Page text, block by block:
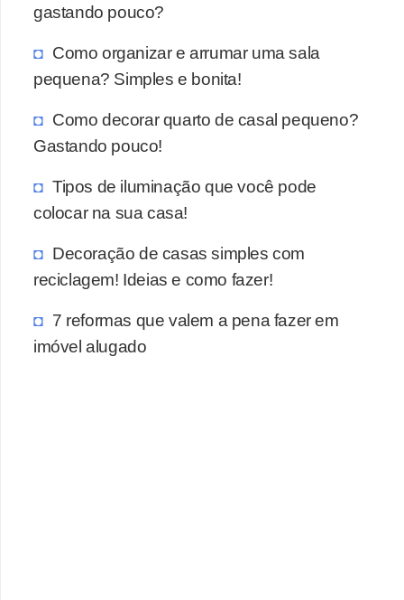
gastando pouco?
Como organizar e arrumar uma sala
pequena? Simples e bonita!
Como decorar quarto de casal pequeno?
Gastando pouco!
Tipos de iluminação que você pode
colocar na sua casa!
Decoração de casas simples com
reciclagem! Ideias e como fazer!
7 reformas que valem a pena fazer em
imóvel alugado